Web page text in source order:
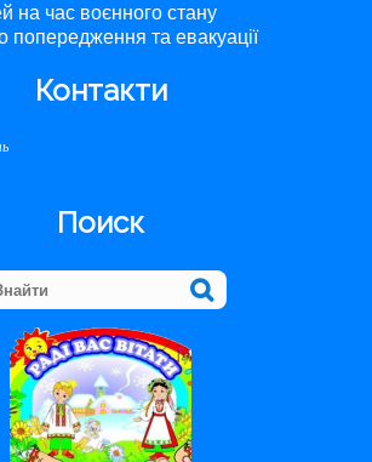
на час воєнного стану
попередження та евакуації
Контакти
Поиск